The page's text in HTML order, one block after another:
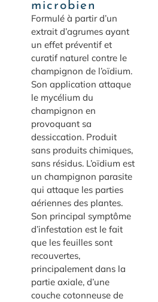
microbien
Formulé à partir d’un
extrait d’agrumes ayant
un effet préventif et
curatif naturel contre le
champignon de l’oïdium.
Son application attaque
le mycélium du
champignon en
provoquant sa
dessiccation. Produit
sans produits chimiques,
sans résidus. L’oïdium est
un champignon parasite
qui attaque les parties
aériennes des plantes.
Son principal symptôme
d’infestation est le fait
que les feuilles sont
recouvertes,
principalement dans la
partie axiale, d’une
couche cotonneuse de